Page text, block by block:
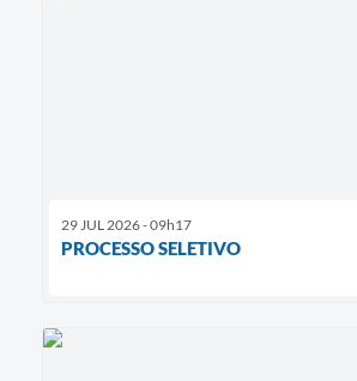
29 JUL 2026 - 09h17
PROCESSO SELETIVO